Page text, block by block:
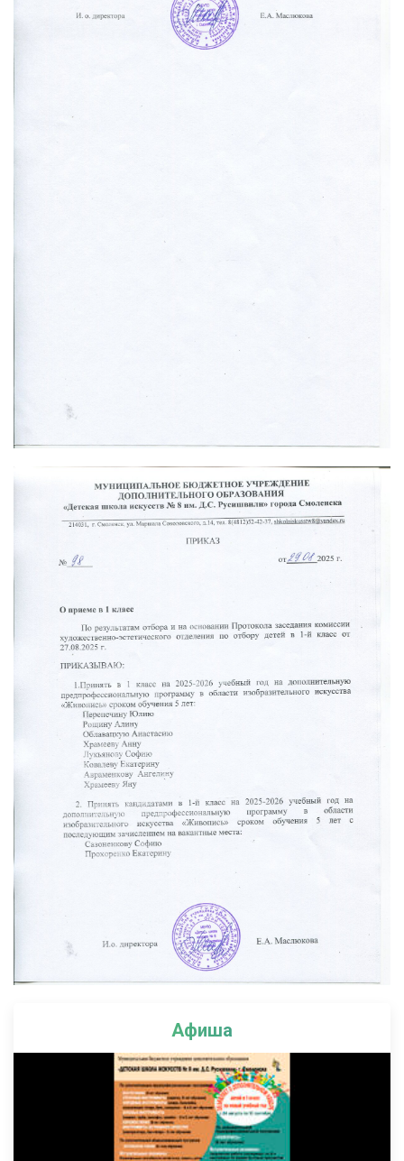
Афиша